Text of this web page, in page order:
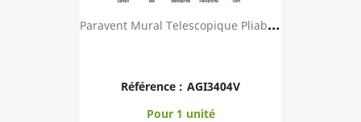
P
Aravent Mural Telescopique Pliable Avec Toile ...
Référence : AGI3404V
Pour 1 unité